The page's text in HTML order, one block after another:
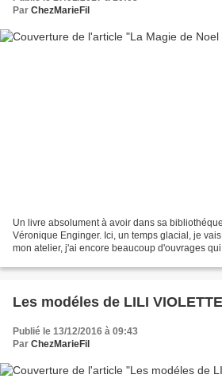
Par ChezMarieFil
Un livre absolument à avoir dans sa
Véronique Enginger. Ici, un temps glacial, je
mon atelier, j'ai encore beaucoup d'ouvrages
Les modéles de LILI
Publié le 13/12/2016 à 09:43
Par ChezMarieFil